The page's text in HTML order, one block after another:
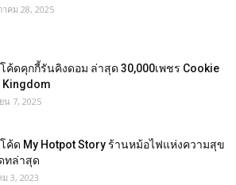
คม 28, 2025
ค้ดคุกกี้รันคิงดอม ล่าสุด 30,000เพชร Cookie
Kingdom
น 7, 2025
ค้ด My Hotpot Story ร้านหม้อไฟแห่งความสุข
ทล่าสุด
3, 2023